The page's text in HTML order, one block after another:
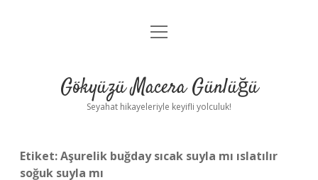
Anasayfa
Yasal Uyarı
menüyü
Gökyüzü Macera Günlüğü
Seyahat hikayeleriyle keyifli yolculuk!
Etiket:Aşurelik buğday sıcak suyla mı ıslatılır
soğuk suyla mı